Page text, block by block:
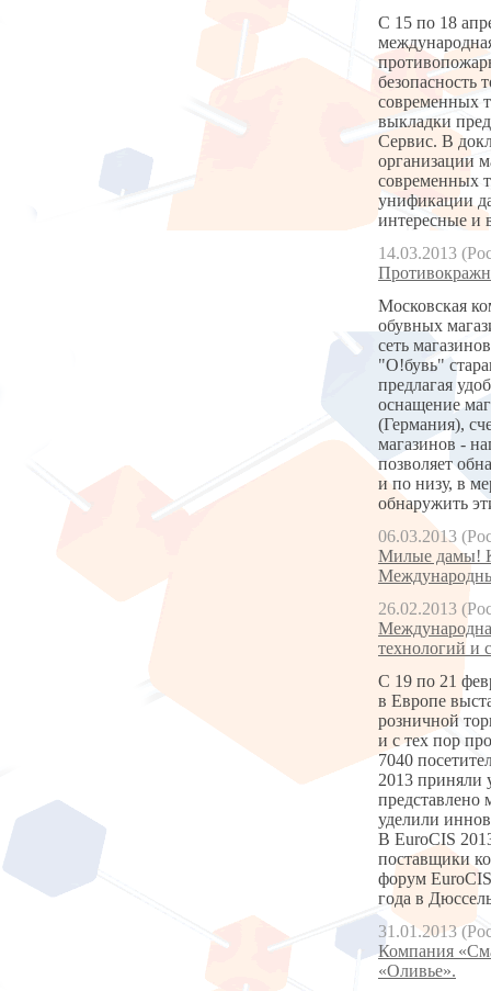
С 15 по 18
безопасность
современных
выкладки
Сервис. В
организации
современных
унификации
интересные и
14.03.2013
Московская
обувных
сеть
"О!бувь"
предлагая
оснащение
(Германия),
магазинов -
позволяет
и по низу, в
обнаружить
06.03.2013
Милые дамы!
26.02.2013
технологий и
С 19 по 21
в Европе
розничной
и с тех пор
7040
2013 приняли
представлено
уделили
В EuroCIS
поставщики
форум
года в
31.01.2013
Компания
«Оливье».